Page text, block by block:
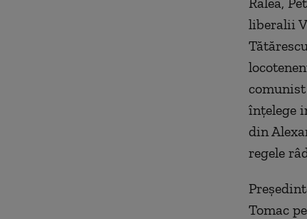
liberalii
înţelege
din
regele
Tomac